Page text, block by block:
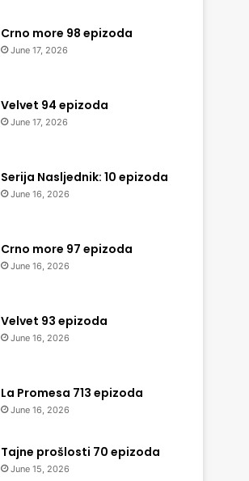
Crno more 98 epizoda
June 17, 2026
Velvet 94 epizoda
June 17, 2026
Serija Nasljednik: 10 epizoda
June 16, 2026
Crno more 97 epizoda
June 16, 2026
Velvet 93 epizoda
June 16, 2026
La Promesa 713 epizoda
June 16, 2026
Tajne prošlosti 70 epizoda
June 15, 2026